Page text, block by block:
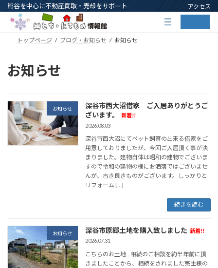
ン
ビ
熊谷を中心に不動産買取・売却をサポート アクセス
ア
コ
ア
コ
トップページ ブログ・お知らせ お知らせ
お知らせ
お知らせ
深谷市西大沼借家 ご入居ありがとうご
ざいます。
新着!!
2026.08.03
深谷市西大沼にてペット飼育の出来る借家をご
用意しておりましたが、今回ご入居頂く事が決
まりました。建物自体は昭和の建物でございま
すので令和の建物の様にお洒落ではございませ
んが、古き良きものがございます。しっかりと
リフォーム […]
続きを読む
お知らせ 深谷市原郷土地を購入致しました 新着!!
2026.07.31
こちらのお土地…相続のご相談を約半年前に頂
きましたことから、相続をされました売主様の